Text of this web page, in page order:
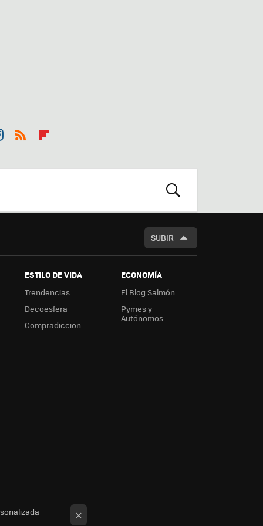
boa
BUSCAR
SUBIR
ESTILO DE VIDA
Trendencias
Decoesfera
Compradiccion
ECONOMÍA
El Blog Salmón
Pymes y
Autónomos